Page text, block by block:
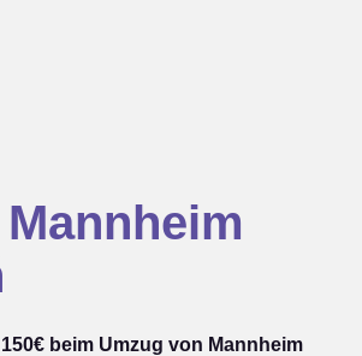
beim Umzug von Mannheim